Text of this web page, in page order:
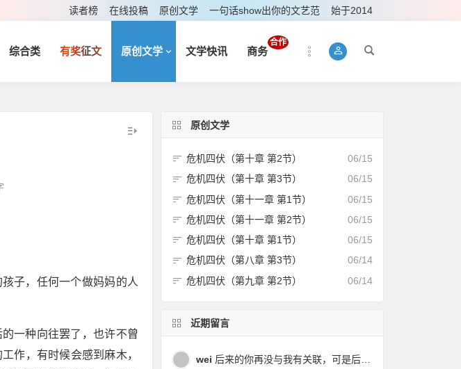
读者榜 在线投稿 原创文学 一句话show出你的文艺范 始于2014
综合类 有奖征文 原创文学 文学快讯 商务
合作
子，任何一个做妈妈的人
一种向往罢了，也许不曾
作，有时候会感到麻木，
原创文学
06/15
危机四伏（第十章 第2节）
06/15
危机四伏（第十章 第3节）
06/15
危机四伏（第十一章 第1节）
06/15
危机四伏（第十一章 第2节）
06/15
危机四伏（第十章 第1节）
06/14
危机四伏（第八章 第3节）
06/14
危机四伏（第九章 第2节）
近期留言
wei 后来的你再没与我有关联，可是后来我的时间皆是你，都说地球是个圆，为何兜兜转转却走不到原点